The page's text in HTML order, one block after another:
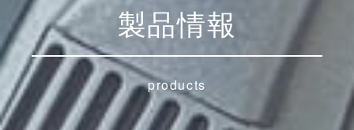
製品情報
products